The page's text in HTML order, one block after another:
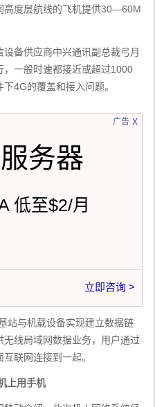
高度层航线的飞机提供30—60M
备供应商中兴通讯副总裁弓月
，一般时速都接近或超过1000
4G的覆盖和接入问题。
广告
务器
低至$2/月
立即咨询 >
x
站与机载设备实现建立数据链
线局域网数据业务，用户通过
联网连接到一起。
上用手机